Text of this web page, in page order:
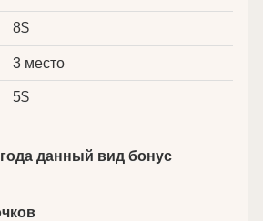
8$
3 место
5$
данный вид бонус